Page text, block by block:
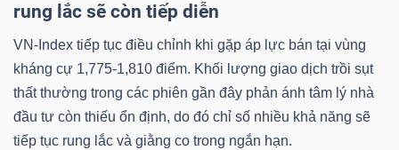
rung lắc sẽ còn tiếp diễn
VN-Index tiếp tục điều chỉnh khi gặp áp lực bán tại vùng
kháng cự 1,775-1,810 điểm. Khối lượng giao dịch trồi sụt
thất thường trong các phiên gần đây phản ánh tâm lý nhà
đầu tư còn thiếu ổn định, do đó chỉ số nhiều khả năng sẽ
tiếp tục rung lắc và giằng co trong ngắn hạn.